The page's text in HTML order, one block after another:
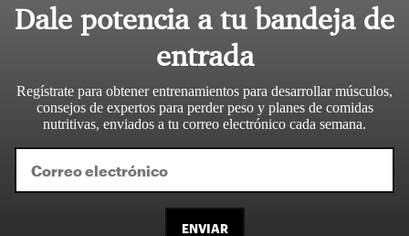
Dale potencia a tu bandeja de
entrada
Regístrate para obtener entrenamientos para desarrollar músculos,
consejos de expertos para perder peso y planes de comidas
nutritivas, enviados a tu correo electrónico cada semana.
ENVIAR